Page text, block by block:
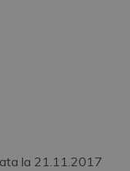
la 21.11.2017